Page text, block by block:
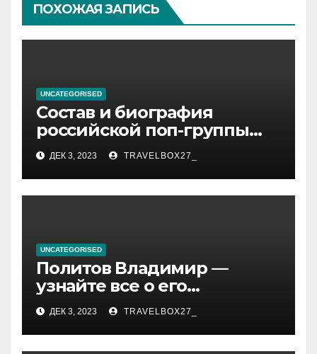
ПОХОЖАЯ ЗАПИСЬ
UNCATEGORISED
Состав и биография
российской поп-группы
«Иванушки интернешнл»
— история успеха, музыка
и судьбы участников
ДЕК 3, 2023 TRAVELBOX27_
UNCATEGORISED
Политов Владимир —
узнайте все о его
биографии, возрасте и
впечатляющих
достижениях!
ДЕК 3, 2023 TRAVELBOX27_